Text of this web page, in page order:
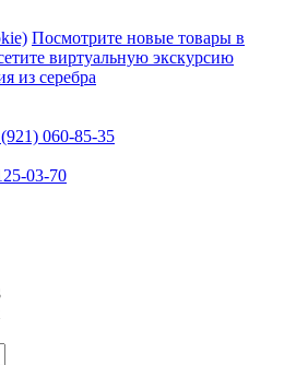
Посмотрите новые товары в
виртуальную экскурсию
060-85-35
03-70